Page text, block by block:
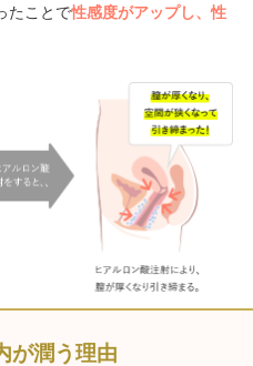
たことで性感度がアップし、性
が潤う理由